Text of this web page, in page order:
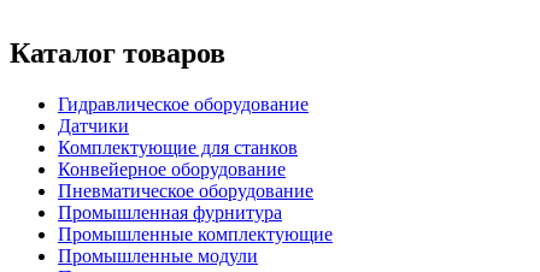
Каталог товаров
Гидравлическое оборудование
Датчики
Комплектующие для станков
Конвейерное оборудование
Пневматическое оборудование
Промышленная фурнитура
Промышленные комплектующие
Промышленные модули